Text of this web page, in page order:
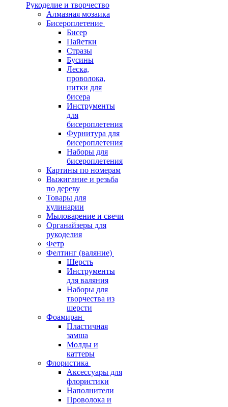
Рукоделие и творчество
Алмазная мозаика
Бисероплетение
Бисер
Пайетки
Стразы
Бусины
Леска,
проволока,
нитки для
бисера
Инструменты
для
бисероплетения
Фурнитура для
бисероплетения
Наборы для
бисероплетения
Картины по номерам
Выжигание и резьба
по дереву
Товары для
кулинарии
Мыловарение и свечи
Органайзеры для
рукоделия
Фетр
Фелтинг (валяние)
Шерсть
Инструменты
для валяния
Наборы для
творчества из
шерсти
Фоамиран
Пластичная
замша
Молды и
каттеры
Флористика
Аксессуары для
флористики
Наполнители
Проволока и